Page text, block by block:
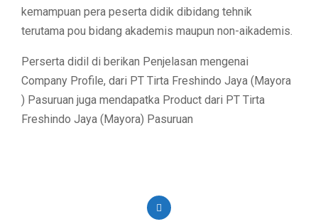
kemampuan pera peserta didik dibidang tehnik
terutama pou bidang akademis maupun non-aikademis.
Perserta didil di berikan Penjelasan mengenai
Company Profile, dari PT Tirta Freshindo Jaya (Mayora
) Pasuruan juga mendapatka Product dari PT Tirta
Freshindo Jaya (Mayora) Pasuruan